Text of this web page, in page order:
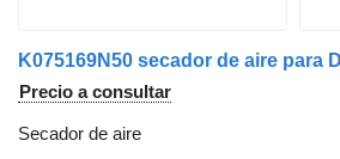
Precio a consultar
Secador de aire